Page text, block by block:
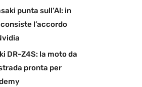
punta sull’AI: in
l’accordo
DR-Z4S: la moto da
pronta per